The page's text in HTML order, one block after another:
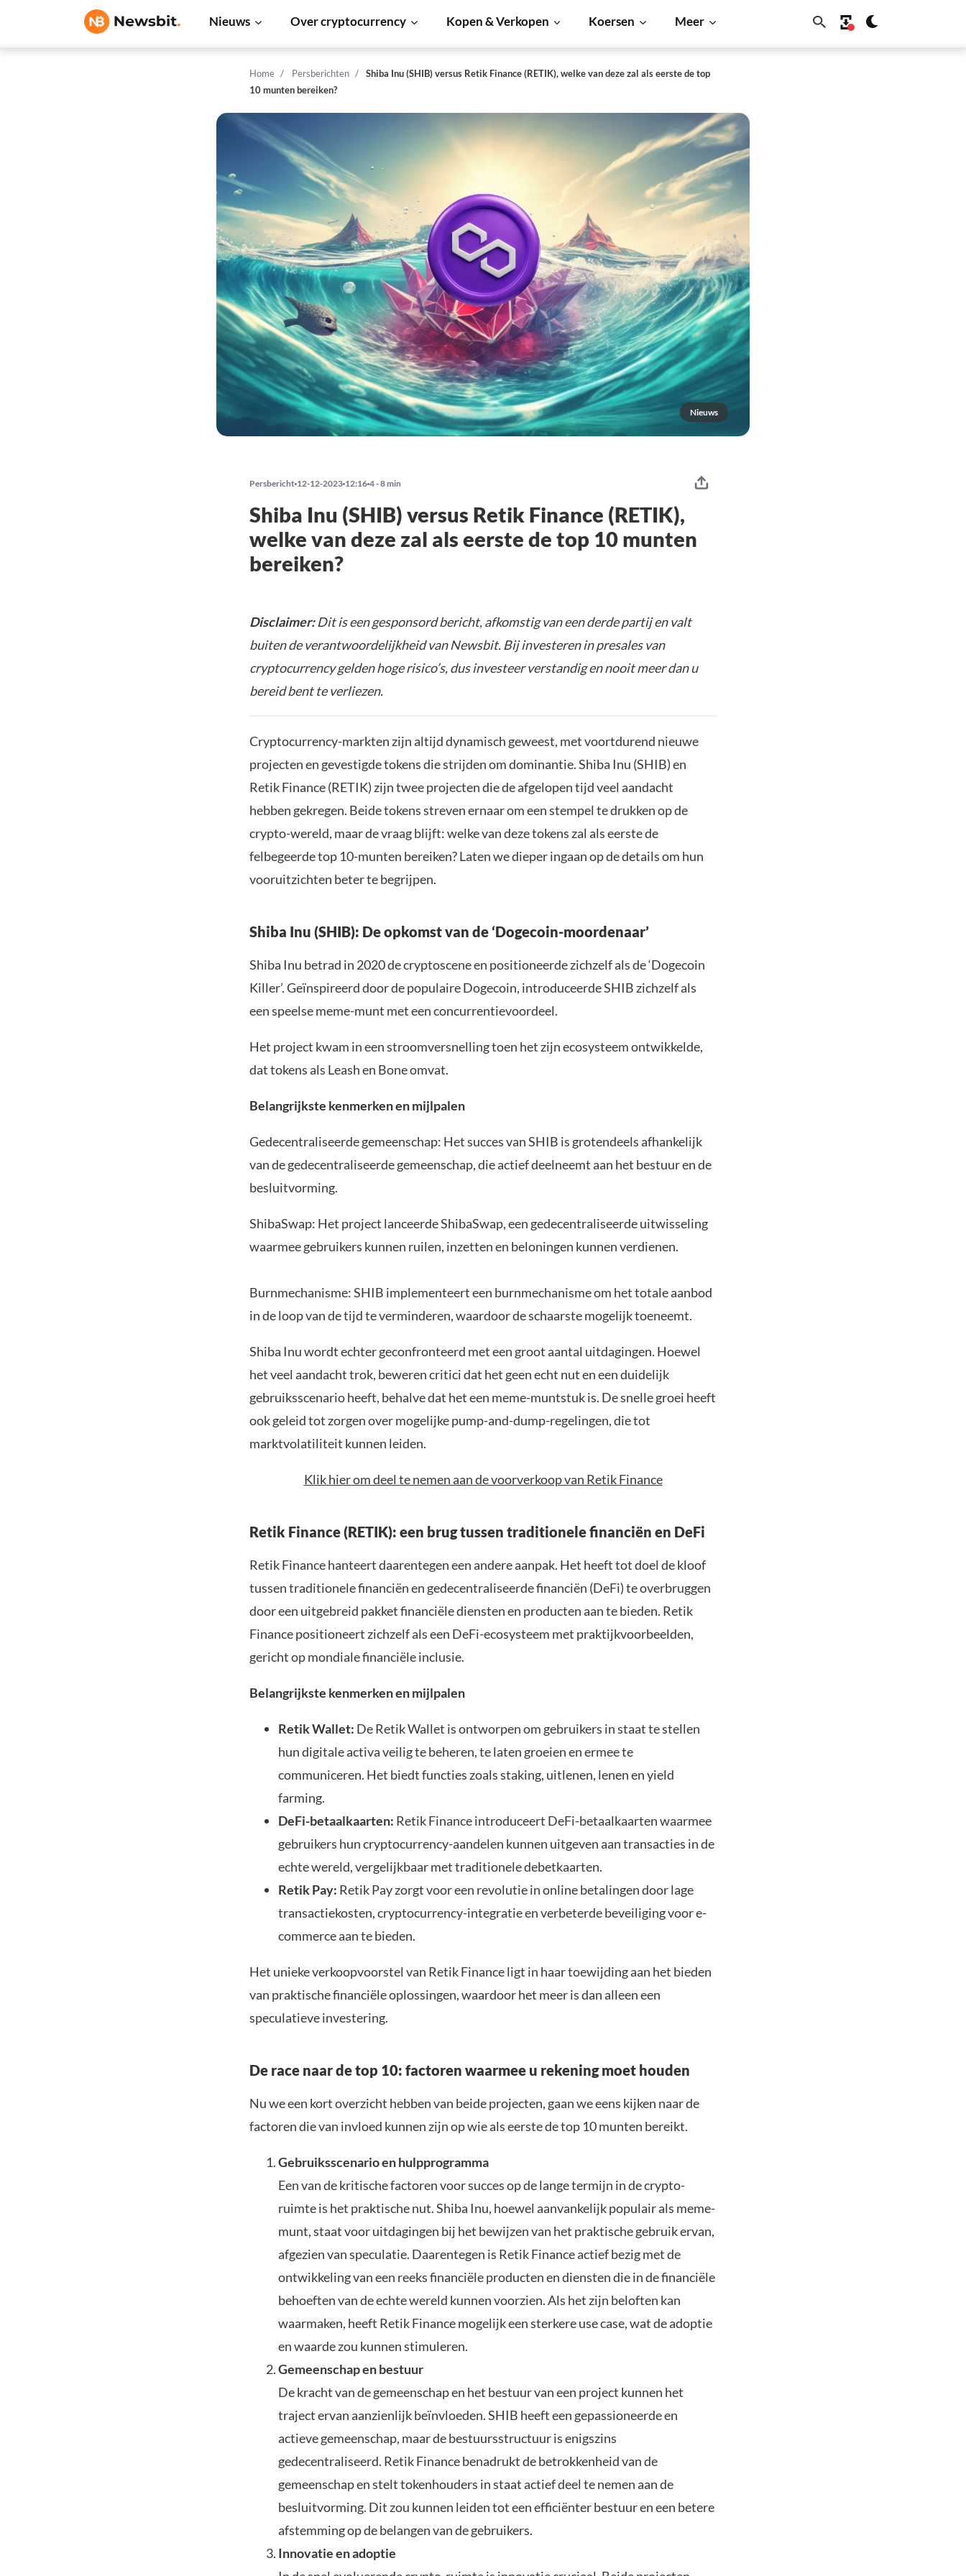
Nieuws Over cryptocurrency Kopen & Verkopen Koersen Meer
Home Persberichten
Shiba Inu (SHIB) versus Retik Finance (RETIK), welke van deze zal als eerste de top
10 munten bereiken?
Nieuws
Persbericht 12-12-2023 12:16 4 - 8 min
Shiba Inu (SHIB) versus Retik Finance (RETIK),
welke van deze zal als eerste de top 10 munten
bereiken?
Disclaimer:Dit is een gesponsord bericht, afkomstig van een derde partij en valt
buiten de verantwoordelijkheid van Newsbit. Bij investeren in presales van
cryptocurrency gelden hoge risico’s, dus investeer verstandig en nooit meer dan u
bereid bent te verliezen.
Cryptocurrency-markten zijn altijd dynamisch geweest, met voortdurend nieuwe
projecten en gevestigde tokens die strijden om dominantie. Shiba Inu (SHIB) en
Retik Finance (RETIK) zijn twee projecten die de afgelopen tijd veel aandacht
hebben gekregen. Beide tokens streven ernaar om een stempel te drukken op de
crypto-wereld, maar de vraag blijft: welke van deze tokens zal als eerste de
felbegeerde top 10-munten bereiken? Laten we dieper ingaan op de details om hun
vooruitzichten beter te begrijpen.
Shiba Inu (SHIB): De opkomst van de ‘Dogecoin-moordenaar’
Shiba Inu betrad in 2020 de cryptoscene en positioneerde zichzelf als de ‘Dogecoin
Killer’. Geïnspireerd door de populaire Dogecoin, introduceerde SHIB zichzelf als
een speelse meme-munt met een concurrentievoordeel.
Het project kwam in een stroomversnelling toen het zijn ecosysteem ontwikkelde,
dat tokens als Leash en Bone omvat.
Belangrijkste kenmerken en mijlpalen
Gedecentraliseerde gemeenschap: Het succes van SHIB is grotendeels afhankelijk
van de gedecentraliseerde gemeenschap, die actief deelneemt aan het bestuur en de
besluitvorming.
ShibaSwap: Het project lanceerde ShibaSwap, een gedecentraliseerde uitwisseling
waarmee gebruikers kunnen ruilen, inzetten en beloningen kunnen verdienen.
Burnmechanisme: SHIB implementeert een burnmechanisme om het totale aanbod
in de loop van de tijd te verminderen, waardoor de schaarste mogelijk toeneemt.
Shiba Inu wordt echter geconfronteerd met een groot aantal uitdagingen. Hoewel
het veel aandacht trok, beweren critici dat het geen echt nut en een duidelijk
gebruiksscenario heeft, behalve dat het een meme-muntstuk is. De snelle groei heeft
ook geleid tot zorgen over mogelijke pump-and-dump-regelingen, die tot
marktvolatiliteit kunnen leiden.
Klik hier om deel te nemen aan de voorverkoop van Retik Finance
Retik Finance (RETIK): een brug tussen traditionele financiën en DeFi
Retik Finance hanteert daarentegen een andere aanpak. Het heeft tot doel de kloof
tussen traditionele financiën en gedecentraliseerde financiën (DeFi) te overbruggen
door een uitgebreid pakket financiële diensten en producten aan te bieden. Retik
Finance positioneert zichzelf als een DeFi-ecosysteem met praktijkvoorbeelden,
gericht op mondiale financiële inclusie.
Belangrijkste kenmerken en mijlpalen
Retik Wallet: De Retik Wallet is ontworpen om gebruikers in staat te stellen
hun digitale activa veilig te beheren, te laten groeien en ermee te
communiceren. Het biedt functies zoals staking, uitlenen, lenen en yield
farming.
DeFi-betaalkaarten: Retik Finance introduceert DeFi-betaalkaarten waarmee
gebruikers hun cryptocurrency-aandelen kunnen uitgeven aan transacties in de
echte wereld, vergelijkbaar met traditionele debetkaarten.
Retik Pay: Retik Pay zorgt voor een revolutie in online betalingen door lage
transactiekosten, cryptocurrency-integratie en verbeterde beveiliging voor e-
commerce aan te bieden.
Het unieke verkoopvoorstel van Retik Finance ligt in haar toewijding aan het bieden
van praktische financiële oplossingen, waardoor het meer is dan alleen een
speculatieve investering.
De race naar de top 10: factoren waarmee u rekening moet houden
Nu we een kort overzicht hebben van beide projecten, gaan we eens kijken naar de
factoren die van invloed kunnen zijn op wie als eerste de top 10 munten bereikt.
Gebruiksscenario en hulpprogramma
Een van de kritische factoren voor succes op de lange termijn in de crypto-
ruimte is het praktische nut. Shiba Inu, hoewel aanvankelijk populair als meme-
munt, staat voor uitdagingen bij het bewijzen van het praktische gebruik ervan,
afgezien van speculatie. Daarentegen is Retik Finance actief bezig met de
ontwikkeling van een reeks financiële producten en diensten die in de financiële
behoeften van de echte wereld kunnen voorzien. Als het zijn beloften kan
waarmaken, heeft Retik Finance mogelijk een sterkere use case, wat de adoptie
en waarde zou kunnen stimuleren.
Gemeenschap en bestuur
De kracht van de gemeenschap en het bestuur van een project kunnen het
traject ervan aanzienlijk beïnvloeden. SHIB heeft een gepassioneerde en
actieve gemeenschap, maar de bestuursstructuur is enigszins
gedecentraliseerd. Retik Finance benadrukt de betrokkenheid van de
gemeenschap en stelt tokenhouders in staat actief deel te nemen aan de
besluitvorming. Dit zou kunnen leiden tot een efficiënter bestuur en een betere
afstemming op de belangen van de gebruikers.
Innovatie en adoptie